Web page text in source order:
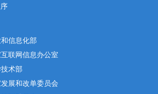
信息化部
联网信息办公室
术部
展和改单委员会